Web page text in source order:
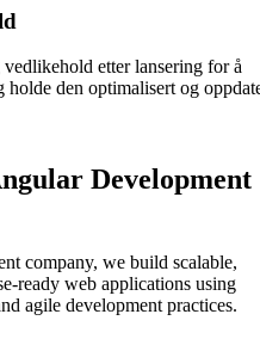
etter lansering for å
holde den optimalisert og
Development
company, we build scalable,
ready web applications using
agile development practices.